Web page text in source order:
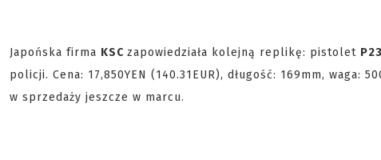
Japońska firma KSC zapowiedziała kolejną replikę: pistolet
policji. Cena: 17,850YEN (140.31EUR), długość: 169mm,
w sprzedaży jeszcze w marcu.